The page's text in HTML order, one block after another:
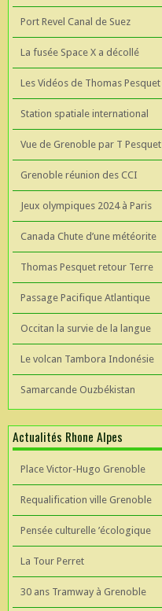
Port Revel Canal de Suez
La fusée Space X a décollé
Les Vidéos de Thomas Pesquet
Station spatiale international
Vue de Grenoble par T Pesquet
Grenoble réunion des CCI
Jeux olympiques 2024 à Paris
Canada Chute d’une météorite
Thomas Pesquet retour Terre
Passage Pacifique Atlantique
Occitan la survie de la langue
Le volcan Tambora Indonésie
Samarcande Ouzbékistan
Actualités Rhone Alpes
Place Victor-Hugo Grenoble
Requalification ville Grenoble
Pensée culturelle ’écologique
La Tour Perret
30 ans Tramway à Grenoble